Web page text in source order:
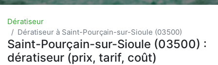
Dératiseur
Dératiseur à Saint-Pourçain-sur-Sioule (03500)
Saint-Pourçain-sur-Sioule (03500) :
dératiseur (prix, tarif, coût)